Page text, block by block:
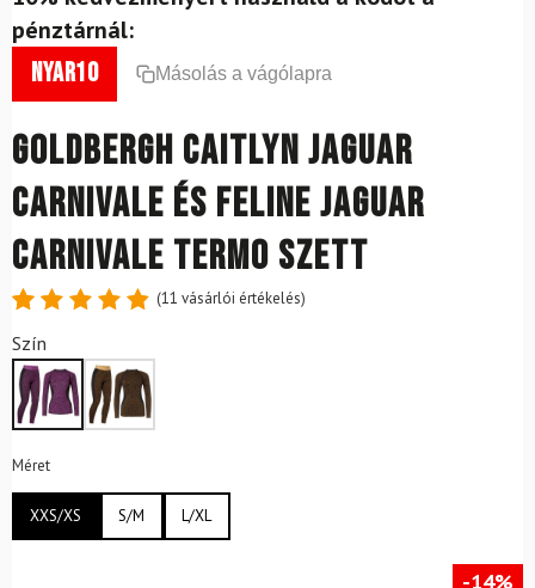
pénztárnál:
nyar10 Másolás a vágólapra
GOLDBERGH Caitlyn Jaguar
Carnivale és Feline Jaguar
Carnivale termo szett
4.91
5-ből,
értékelés
alapján
(11 vásárlói értékelés)
Szín
Méret
XXS/XS S/M L/XL
-14%